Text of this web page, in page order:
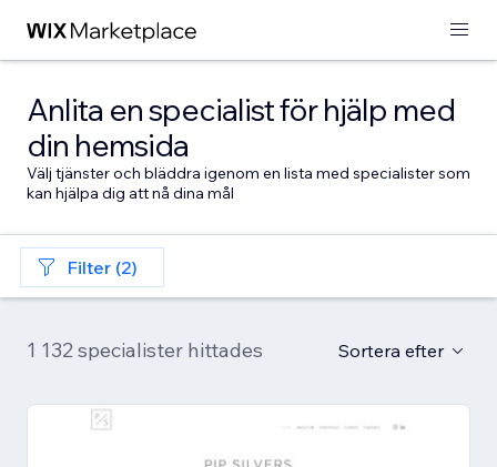
Anlita en specialist för hjälp med
din hemsida
Välj tjänster och bläddra igenom en lista med specialister som
kan hjälpa dig att nå dina mål
Filter (2)
1 132 specialister hittades Sortera efter